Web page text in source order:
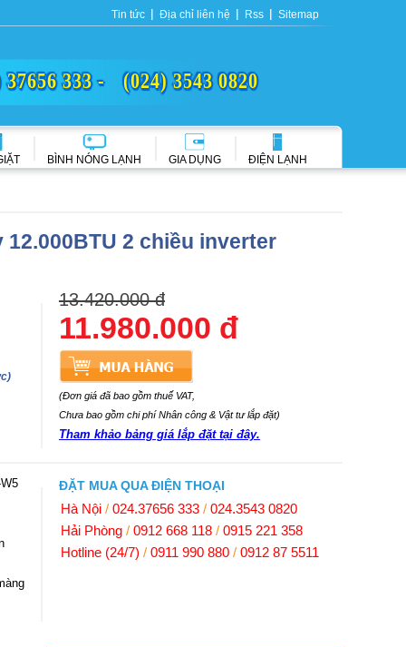
Tin tức Địa chỉ liên hệ Rss Sitemap
37656 333 - (024) 3543 0820
BÌNH NÓNG LẠNH GIA DỤNG ĐIỆN LẠNH
2 chiều inverter
13.420.000 đ
11.980.000 đ
(Đơn giá đã bao gồm thuế VAT,
Chưa bao gồm chi phí Nhân công & Vật tư lắp đặt)
Tham khảo bảng giá lắp đặt tại đây.
ĐẶT MUA QUA ĐIỆN THOẠI
Hà Nội / 024.37656 333 / 024.3543 0820
Hải Phòng / 0912 668 118 / 0915 221 358
Hotline (24/7) / 0911 990 880 / 0912 87 5511